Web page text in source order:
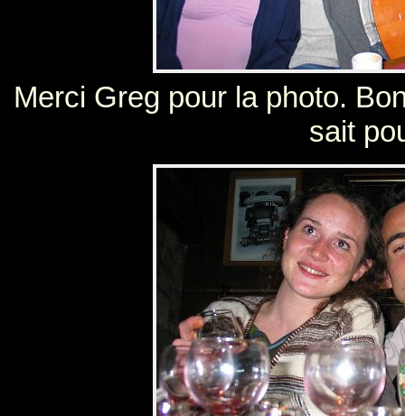
Merci Greg pour la photo.
sait